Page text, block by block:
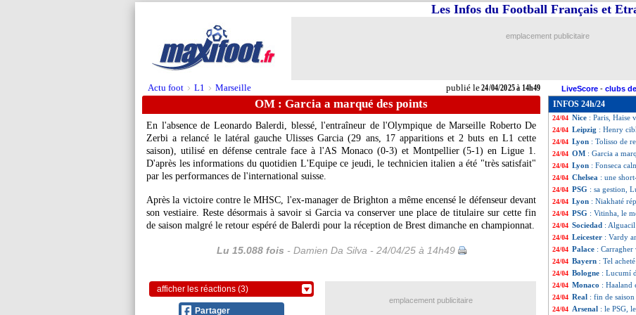
Actu foot > L1 > Marseille publié le24/04/2025 à 14h49
Les Infos du Football Français et
emplacement publicitaire
LiveScore - clubs
OM : Garcia a marqué des points
En l'absence de Leonardo Balerdi, blessé, l'entraîneur de l'Olympique de Marseille Roberto De
Zerbi a relancé le latéral gauche UlissesGarcia (29 ans, 17 apparitions et 2 buts en L1 cette
saison), utilisé en défense centrale face à l'AS Monaco (0-3) et Montpellier (5-1) en Ligue 1.
D'après les informations du quotidien L'Equipe ce jeudi, le technicien italien a été "très satisfait"
par les performances de l'international suisse.
Après la victoire contre le MHSC, l'ex-manager de Brighton a même encensé le défenseur devant
son vestiaire. Reste désormais à savoir si Garcia va conserver une place de titulaire sur cette fin
de saison malgré le retour espéré de Balerdi pour la réception de Brest dimanche en championnat.
Lu 15.088 fois - Damien Da Silva - 24/04/25 à 14h49
afficher les réactions (3)
Partager
INFOS 24h/24
24/04 Danemark:
24/04 Le Havre
24/04 Inter: l'inquiétude
24/04 Lyon: Fonseca
24/04 Nice : Paris, Haise
24/04 Leipzig : Henry
24/04 Lyon : Tolisso de
24/04 OM : Garcia a
24/04 Lyon : Fonseca
24/04 Chelsea : une
24/04 PSG : sa gestion,
24/04 Lyon : Niakhaté
24/04 PSG : Vitinha, le
24/04 Sociedad :
24/04 Leicester : Vardy
24/04 Palace :
24/04 Bayern : Tel
24/04 Bologne : Lucumí
24/04 Monaco : Haaland
24/04 Real : fin de
24/04 Arsenal : le PSG,
emplacement publicitaire